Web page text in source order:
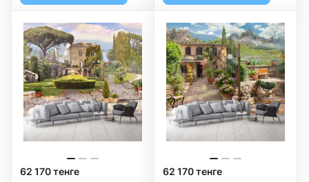
62 170 тенге
62 170 тенге